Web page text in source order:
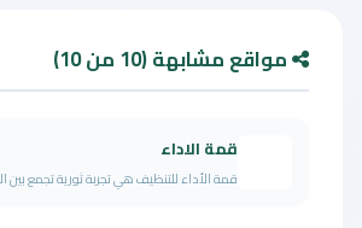
مواقع مشابهة (10 من 10)
قمة الاداء
قمة الأداء للتنظيف هي تجربة ثورية تجمع بين